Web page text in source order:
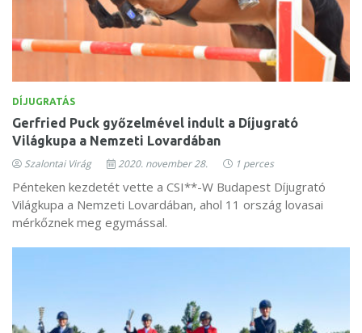
DÍJUGRATÁS
Gerfried Puck győzelmével indult a Díjugrató
Világkupa a Nemzeti Lovardában
Szalontai Virág 2020. november 28. 1 perces
Pénteken kezdetét vette a CSI**-W Budapest Díjugrató
Világkupa a Nemzeti Lovardában, ahol 11 ország lovasai
mérkőznek meg egymással.